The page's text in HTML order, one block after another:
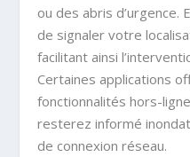
ou des abris
de signaler votre
facilitant ainsi
Certaines applications
fonctionnalités hors-
resterez informé
de connexion réseau.